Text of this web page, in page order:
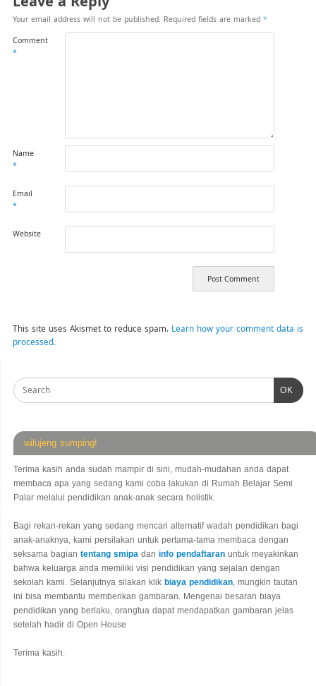
Your email address will not be published. Required fields are marked *
Comment
*
Name
*
Email
*
Website
This site uses Akismet to reduce spam. Learn how your comment data is
processed.
OK
wilujeng sumping!
Terima kasih anda sudah mampir di sini, mudah-mudahan anda dapat
membaca apa yang sedang kami coba lakukan di Rumah Belajar Semi
Palar melalui pendidikan anak-anak secara holistik.
Bagi rekan-rekan yang sedang mencari alternatif wadah pendidikan bagi
anak-anaknya, kami persilakan untuk pertama-tama membaca dengan
seksama bagian tentang smipa dan info pendaftaran untuk meyakinkan
bahwa keluarga anda memiliki visi pendidikan yang sejalan dengan
sekolah kami. Selanjutnya silakan klik biaya pendidikan, mungkin tautan
ini bisa membantu memberikan gambaran. Mengenai besaran biaya
pendidikan yang berlaku, orangtua dapat mendapatkan gambaran jelas
setelah hadir di Open House
Terima kasih.